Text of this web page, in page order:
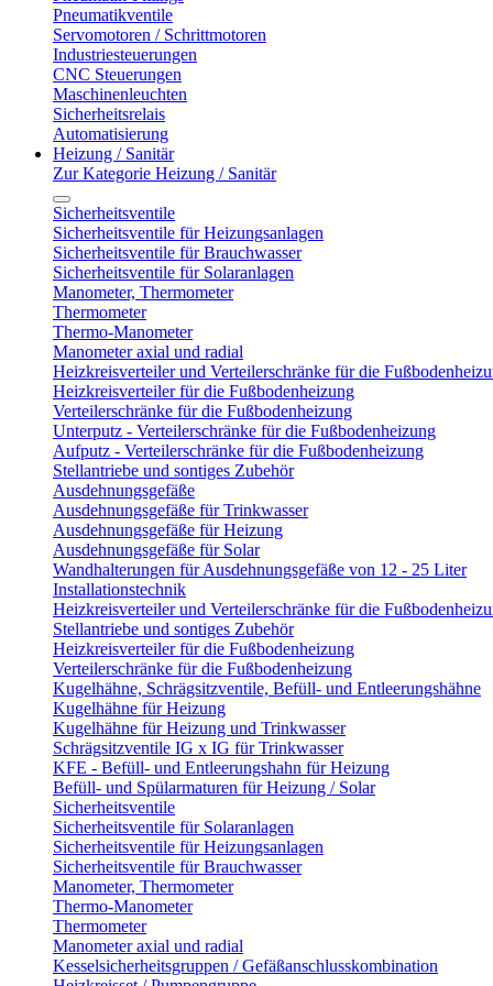
Pneumatikventile
Servomotoren / Schrittmotoren
Industriesteuerungen
CNC Steuerungen
Maschinenleuchten
Sicherheitsrelais
Automatisierung
Heizung / Sanitär
Zur Kategorie Heizung / Sanitär
Sicherheitsventile
Sicherheitsventile für Heizungsanlagen
Sicherheitsventile für Brauchwasser
Sicherheitsventile für Solaranlagen
Manometer, Thermometer
Thermometer
Thermo-Manometer
Manometer axial und radial
Heizkreisverteiler und Verteilerschränke für die
Heizkreisverteiler für die Fußbodenheizung
Verteilerschränke für die Fußbodenheizung
Unterputz - Verteilerschränke für die Fußbodenheizung
Aufputz - Verteilerschränke für die Fußbodenheizung
Stellantriebe und sontiges Zubehör
Ausdehnungsgefäße
Ausdehnungsgefäße für Trinkwasser
Ausdehnungsgefäße für Heizung
Ausdehnungsgefäße für Solar
Wandhalterungen für Ausdehnungsgefäße von 12 - 25 Liter
Installationstechnik
Heizkreisverteiler und Verteilerschränke für die
Stellantriebe und sontiges Zubehör
Heizkreisverteiler für die Fußbodenheizung
Verteilerschränke für die Fußbodenheizung
Kugelhähne, Schrägsitzventile, Befüll- und Entleerungshähne
Kugelhähne für Heizung
Kugelhähne für Heizung und Trinkwasser
Schrägsitzventile IG x IG für Trinkwasser
KFE - Befüll- und Entleerungshahn für Heizung
Befüll- und Spülarmaturen für Heizung / Solar
Sicherheitsventile
Sicherheitsventile für Solaranlagen
Sicherheitsventile für Heizungsanlagen
Sicherheitsventile für Brauchwasser
Manometer, Thermometer
Thermo-Manometer
Thermometer
Manometer axial und radial
Kesselsicherheitsgruppen / Gefäßanschlusskombination